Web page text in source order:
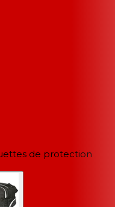
de protection